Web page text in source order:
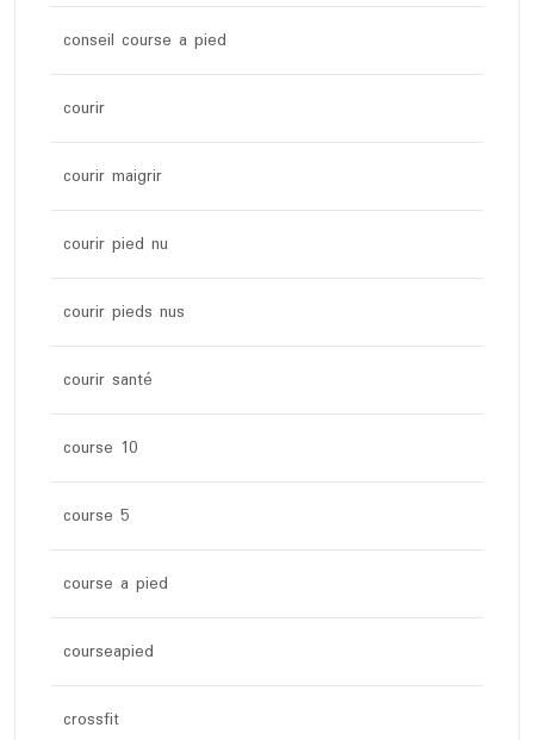
conseil course a pied
courir
courir maigrir
courir pied nu
courir pieds nus
courir santé
course 10
course 5
course a pied
courseapied
crossfit